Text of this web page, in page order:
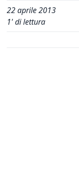
22 aprile 2013
1' di lettura